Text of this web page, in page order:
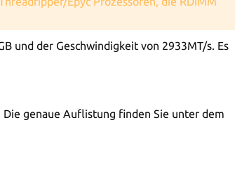
und der Geschwindigkeit von 2933MT/s. Es
Die genaue Auflistung finden Sie unter dem